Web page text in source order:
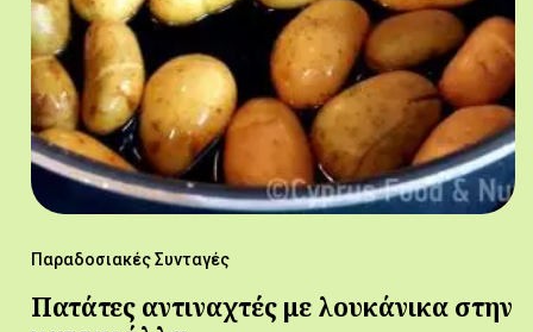
Παραδοσιακές Συνταγές
Πατάτες αντιναχτές με λουκάνικα στην